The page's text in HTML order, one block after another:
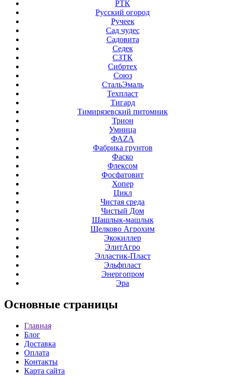
РТК
Русский огород
Ручеек
Сад чудес
Садовита
Седек
СЗТК
Сибртех
Союз
СтальЭмаль
Техпласт
Тигард
Тимирязевский питомник
Трион
Умница
ФАZА
Фабрика грунтов
Фаско
Флексом
Фосфатовит
Хопер
Цикл
Чистая среда
Чистый Дом
Шашлык-машлык
Щелково Агрохим
Экокиллер
ЭлитАгро
Элластик-Пласт
Эльфпласт
Энергопром
Эра
Основные страницы
Главная
Блог
Доставка
Оплата
Контакты
Карта сайта